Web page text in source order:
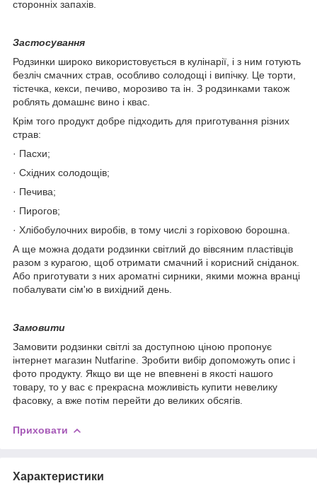
сторонніх запахів.
Застосування
Родзинки широко використовується в кулінарії, і з ним готують
безліч смачних страв, особливо солодощі і випічку. Це торти,
тістечка, кекси, печиво, морозиво та ін. З родзинками також
роблять домашнє вино і квас.
Крім того продукт добре підходить для приготування різних
страв:
· Пасхи;
· Східних солодощів;
· Печива;
· Пирогов;
· Хлібобулочних виробів, в тому числі з горіховою борошна.
А ще можна додати родзинки світлий до вівсяним пластівців
разом з курагою, щоб отримати смачний і корисний сніданок.
Або приготувати з них ароматні сирники, якими можна вранці
побалувати сім'ю в вихідний день.
Замовити
Замовити родзинки світлі за доступною ціною пропонує
інтернет магазин Nutfarine. Зробити вибір допоможуть опис і
фото продукту. Якщо ви ще не впевнені в якості нашого
товару, то у вас є прекрасна можливість купити невелику
фасовку, а вже потім перейти до великих обсягів.
Приховати
Характеристики